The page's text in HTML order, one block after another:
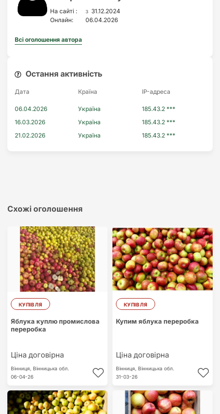
На сайті : з 31.12.2024
Онлайн:
06.04.2026
Всі оголошення автора
Остання активність
Дата Країна IP-адреса
06.04.2026 Україна
185.43.2 ***
16.03.2026
Україна
185.43.2 ***
21.02.2026
Україна 185.43.2 ***
Схожі оголошення
КУПІВЛЯ
Яблука куплю промислова
переробка
Ціна договірна
Вінниця, Вінницька обл.
06-04-26
КУПІВЛЯ
Купим яблука переробка
Ціна договірна
Вінниця, Вінницька обл.
31-03-26